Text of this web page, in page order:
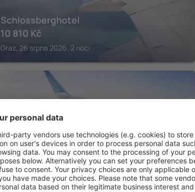
Schlossberghotel
10 810 Kč
Graz, 26 srpna 2026, 2 noci
Hotel Gollner
6 106Kč
Graz, 26 srpna 2026, 2 noci